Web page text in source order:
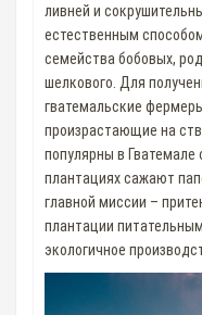
ливней и
естественным
семейства бобовых,
шелкового. Для
гватемальские
произрастающие на
популярны в
плантациях сажают
главной миссии –
плантации
экологичное